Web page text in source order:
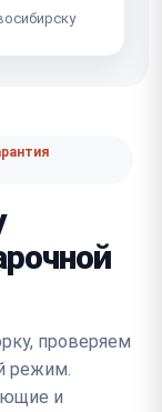
проверяем
режим.
и